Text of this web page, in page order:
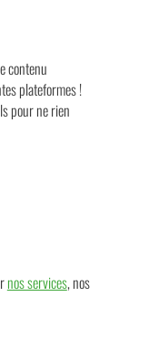
contenu
plateformes !
pour ne rien
nos services, nos